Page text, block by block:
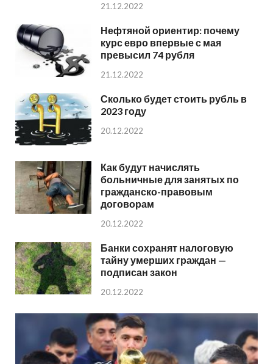
21.12.2022
Нефтяной ориентир: почему
курс евро впервые с мая
превысил 74 рубля
21.12.2022
Сколько будет стоить рубль в
2023 году
20.12.2022
Как будут начислять
больничные для занятых по
гражданско-правовым
договорам
20.12.2022
Банки сохранят налоговую
тайну умерших граждан —
подписан закон
20.12.2022